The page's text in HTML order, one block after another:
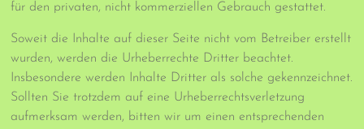
für den privaten, nicht kommerziellen Gebrauch gestattet.
Soweit die Inhalte auf dieser Seite nicht vom Betreiber erstellt
wurden, werden die Urheberrechte Dritter beachtet.
Insbesondere werden Inhalte Dritter als solche gekennzeichnet.
Sollten Sie trotzdem auf eine Urheberrechtsverletzung
aufmerksam werden, bitten wir um einen entsprechenden